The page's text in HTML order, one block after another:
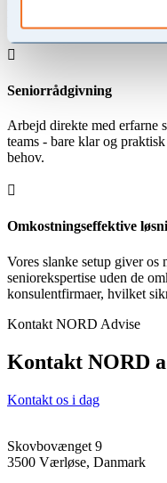
revision og finansiel

Seniorrådgivning
Arbejd direkte med erfarne
teams - bare klar og
behov.

Omkostningseffektive
Vores slanke setup giver os
seniorekspertise uden de
konsulentfirmaer, hvilket
Kontakt NORD Advise
Kontakt NORD
Kontakt os i dag
Skovbovænget 9
3500 Værløse, Danmark